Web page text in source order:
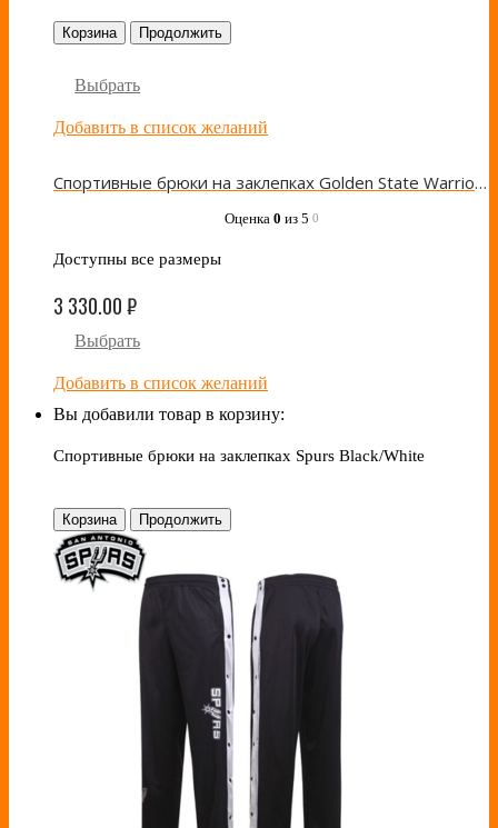
Корзина Продолжить
Выбрать
Добавить в список желаний
Спортивные брюки на заклепках Golden State Warriors White/Gold
Оценка 0 из 5 0
Доступны все размеры
3 330.00₽
Выбрать
Добавить в список желаний
Вы добавили товар в корзину:
Спортивные брюки на заклепках Spurs Black/White
Корзина Продолжить